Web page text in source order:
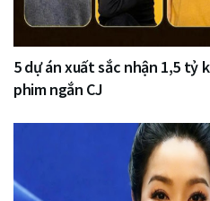
5 dự án xuất sắc nhận 1,5 tỷ
phim ngắn CJ